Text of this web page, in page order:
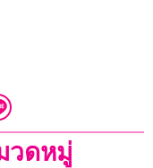
วดหมู่